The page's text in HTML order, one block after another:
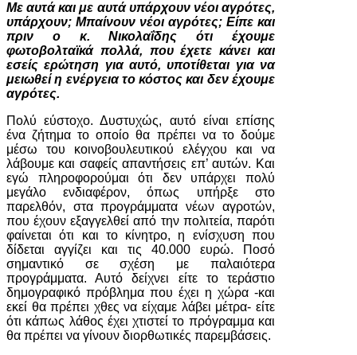
Με αυτά και με αυτά υπάρχουν νέοι αγρότες,
υπάρχουν; Μπαίνουν νέοι αγρότες; Είπε και
πριν ο κ. Νικολαΐδης ότι έχουμε
φωτοβολταϊκά πολλά, που έχετε κάνει και
εσείς ερώτηση για αυτό, υποτίθεται για να
μειωθεί η ενέργεια το κόστος και δεν έχουμε
αγρότες.
Πολύ εύστοχο. Δυστυχώς, αυτό είναι επίσης
ένα ζήτημα το οποίο θα πρέπει να το δούμε
μέσω του κοινοβουλευτικού ελέγχου και να
λάβουμε και σαφείς απαντήσεις επ’ αυτών. Και
εγώ πληροφορούμαι ότι δεν υπάρχει πολύ
μεγάλο ενδιαφέρον, όπως υπήρξε στο
παρελθόν, στα προγράμματα νέων αγροτών,
που έχουν εξαγγελθεί από την πολιτεία, παρότι
φαίνεται ότι και το κίνητρο, η ενίσχυση που
δίδεται αγγίζει και τις 40.000 ευρώ. Ποσό
σημαντικό σε σχέση με παλαιότερα
προγράμματα. Αυτό δείχνει είτε το τεράστιο
δημογραφικό πρόβλημα που έχει η χώρα -και
εκεί θα πρέπει χθες να είχαμε λάβει μέτρα- είτε
ότι κάπως λάθος έχει χτιστεί το πρόγραμμα και
θα πρέπει να γίνουν διορθωτικές παρεμβάσεις.